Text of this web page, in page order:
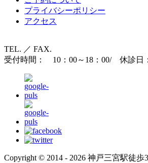
プライバシーポリシー
アクセス
TEL. ／ FAX.
受付時間： 10：00～18：00/ 休診日
Copyright © 2014 - 2026 神戸三宮駅徒